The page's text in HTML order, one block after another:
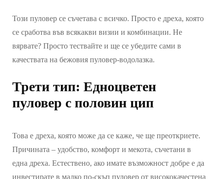
Този пуловер се съчетава с всичко. Просто е дреха, която
се сработва във всякакви визии и комбинации. Не
вярвате? Просто тествайте и ще се убедите сами в
качествата на бежовия пуловер-водолазка.
Трети тип: Едноцветен
пуловер с половин цип
Това е дреха, която може да се каже, че ще преоткриете.
Причината – удобство, комфорт и мекота, съчетани в
една дреха. Естествено, ако имате възможност добре е да
инвестирате в малко по-скъп пуловер от висококачестена